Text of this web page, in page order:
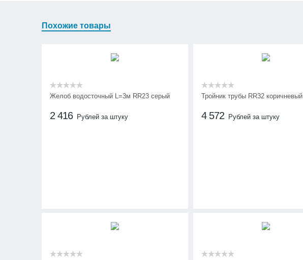
Похожие товары
Желоб водосточный L=3м RR23 серый
2 416 Рублей за штуку
Тройник трубы RR32 коричневый
4 572 Рублей за штуку